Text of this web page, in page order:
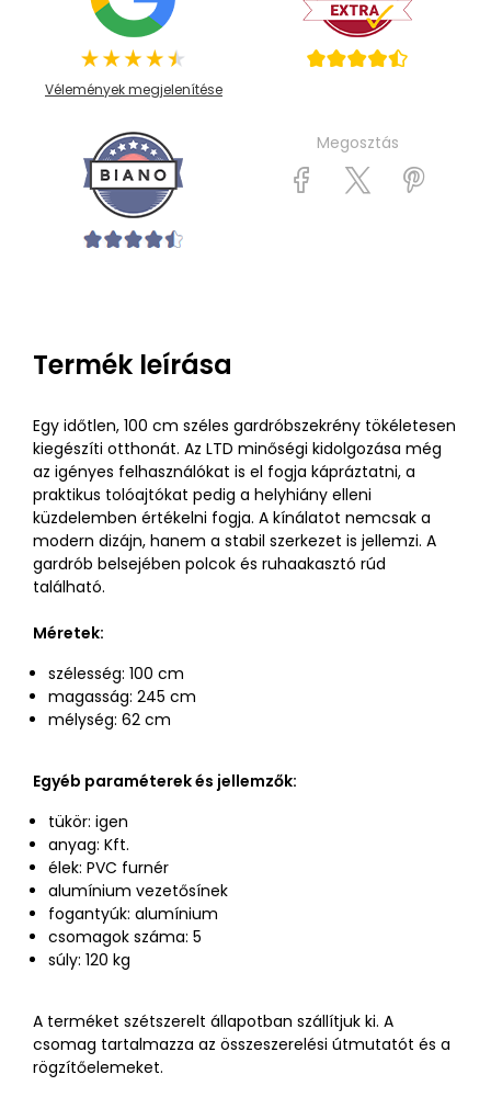
Vélemények megjelenítése
Megosztás
Termék leírása
Egy időtlen, 100 cm széles gardróbszekrény tökéletesen
kiegészíti otthonát. Az LTD minőségi kidolgozása még
az igényes felhasználókat is el fogja kápráztatni, a
praktikus tolóajtókat pedig a helyhiány elleni
küzdelemben értékelni fogja. A kínálatot nemcsak a
modern dizájn, hanem a stabil szerkezet is jellemzi. A
gardrób belsejében polcok és ruhaakasztó rúd
található.
Méretek:
szélesség: 100 cm
magasság: 245 cm
mélység: 62 cm
Egyéb paraméterek és jellemzők:
tükör: igen
anyag: Kft.
élek: PVC furnér
alumínium vezetősínek
fogantyúk: alumínium
csomagok száma: 5
súly: 120 kg
A terméket szétszerelt állapotban szállítjuk ki. A
csomag tartalmazza az összeszerelési útmutatót és a
rögzítőelemeket.